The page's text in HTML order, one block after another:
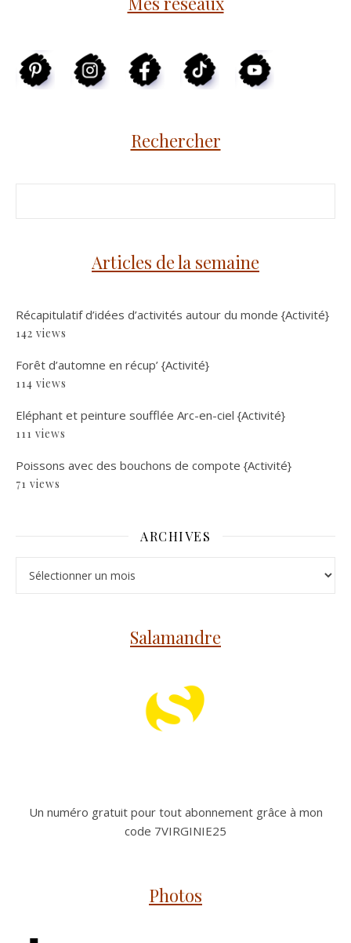
Rechercher
Articles de la semaine
Récapitulatif d’idées d’activités autour du monde {Activité}
142 views
Forêt d’automne en récup’ {Activité}
114 views
Eléphant et peinture soufflée Arc-en-ciel {Activité}
111 views
Poissons avec des bouchons de compote {Activité}
71 views
ARCHIVES
Salamandre
Un numéro gratuit pour tout abonnement grâce à mon
code 7VIRGINIE25
Photos